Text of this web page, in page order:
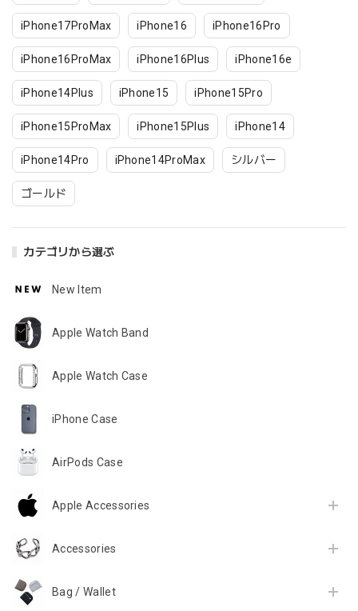
iPhone17ProMax iPhone16 iPhone16Pro
iPhone16ProMax iPhone16Plus iPhone16e
iPhone14Plus iPhone15 iPhone15Pro
iPhone15ProMax iPhone15Plus iPhone14
iPhone14Pro iPhone14ProMax シルバー
ゴールド
カテゴリから選ぶ
New Item
Apple Watch Band
Apple Watch Case
iPhone Case
AirPods Case
Apple Accessories
Accessories
Bag / Wallet